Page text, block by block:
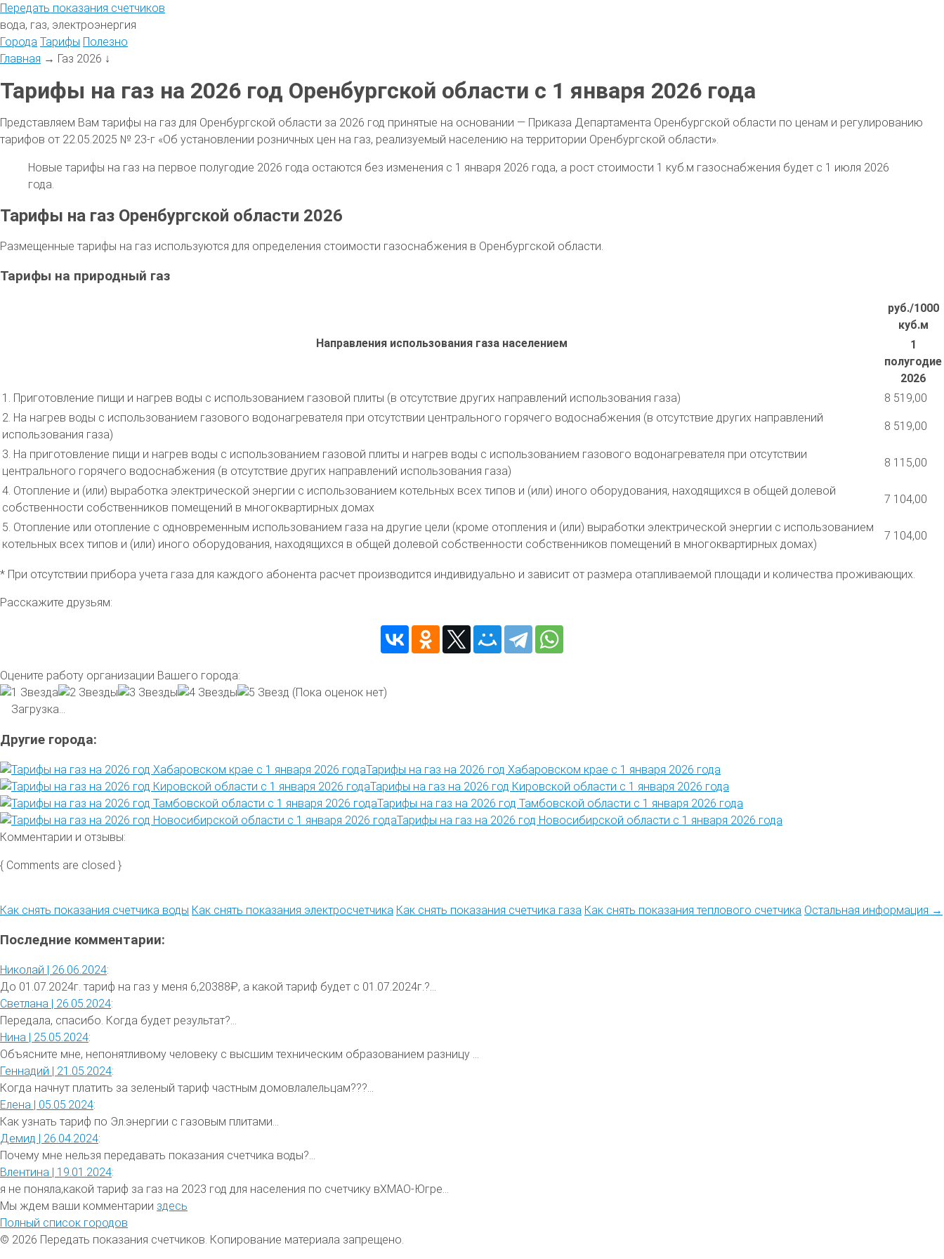
Передать показания счетчиков
вода, газ, электроэнергия
Города Тарифы Полезно
Главная → Газ 2026 ↓
Тарифы на газ на 2026 год Оренбургской области с 1 января 2026 года
Представляем Вам тарифы на газ для Оренбургской области за 2026 год принятые на основании — Приказа Департамента Оренбургской области по ценам и регулированию
тарифов от 22.05.2025 № 23-г «Об установлении розничных цен на газ, реализуемый населению на территории Оренбургской области».
Новые тарифы на газ на первое полугодие 2026 года остаются без изменения с 1 января 2026 года, а рост стоимости 1 куб.м газоснабжения будет с 1 июля 2026
года.
Тарифы на газ Оренбургской области 2026
Размещенные тарифы на газ используются для определения стоимости газоснабжения в Оренбургской области.
Тарифы на природный газ
Направления использования газа населением
руб./1000
куб.м
1
полугодие
2026
1. Приготовление пищи и нагрев воды с использованием газовой плиты (в отсутствие других направлений использования газа)
8 519,00
2. На нагрев воды с использованием газового водонагревателя при отсутствии центрального горячего водоснабжения (в отсутствие других направлений
использования газа)
8 519,00
3. На приготовление пищи и нагрев воды с использованием газовой плиты и нагрев воды с использованием газового водонагревателя при отсутствии
центрального горячего водоснабжения (в отсутствие других направлений использования газа)
8 115,00
4. Отопление и (или) выработка электрической энергии с использованием котельных всех типов и (или) иного оборудования, находящихся в общей долевой
собственности собственников помещений в многоквартирных домах
7 104,00
5. Отопление или отопление с одновременным использованием газа на другие цели (кроме отопления и (или) выработки электрической энергии с использованием
котельных всех типов и (или) иного оборудования, находящихся в общей долевой собственности собственников помещений в многоквартирных домах)
7 104,00
* При отсутствии прибора учета газа для каждого абонента расчет производится индивидуально и зависит от размера отапливаемой площади и количества проживающих.
Расскажите друзьям:
Оцените работу организации Вашего города:
(Пока оценок нет)
Загрузка...
Другие города:
Тарифы на газ на 2026 год Хабаровском крае с 1 января 2026 года
Тарифы на газ на 2026 год Кировской области с 1 января 2026 года
Тарифы на газ на 2026 год Тамбовской области с 1 января 2026 года
Тарифы на газ на 2026 год Новосибирской области с 1 января 2026 года
Комментарии и отзывы:
{ Comments are closed }
Как снять показания счетчика воды Как снять показания электросчетчика Как снять показания счетчика газа Как снять показания теплового счетчика Остальная информация →
Последние комментарии:
Николай | 26.06.2024:
До 01.07.2024г. тариф на газ у меня 6,20388₽, а какой тариф будет с 01.07.2024г.?...
Светлана | 26.05.2024:
Передала, спасибо. Когда будет результат?...
Нина | 25.05.2024:
Объясните мне, непонятливому человеку с высшим техническим образованием разницу ...
Геннадий | 21.05.2024:
Когда начнут платить за зеленый тариф частным домовлалельцам???...
Елена | 05.05.2024:
Как узнать тариф по Эл.энергии с газовым плитами...
Демид | 26.04.2024:
Почему мне нельзя передавать показания счетчика воды?...
Влентина | 19.01.2024:
я не поняла,какой тариф за газ на 2023 год для населения по счетчику вХМАО-Югре...
Мы ждем ваши комментарии здесь
Полный список городов
© 2026 Передать показания счетчиков. Копирование материала запрещено.